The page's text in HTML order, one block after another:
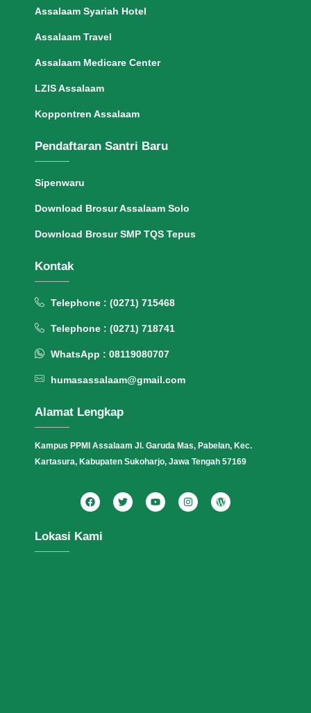
Assalaam Syariah Hotel
Assalaam Travel
Assalaam Medicare Center
LZIS Assalaam
Koppontren Assalaam
Pendaftaran Santri Baru
Sipenwaru
Download Brosur Assalaam Solo
Download Brosur SMP TQS Tepus
Kontak
Telephone : (0271) 715468
Telephone : (0271) 718741
WhatsApp : 08119080707
humasassalaam@gmail.com
Alamat Lengkap
Kampus PPMI Assalaam Jl. Garuda Mas, Pabelan, Kec.
Kartasura, Kabupaten Sukoharjo, Jawa Tengah 57169
Lokasi Kami